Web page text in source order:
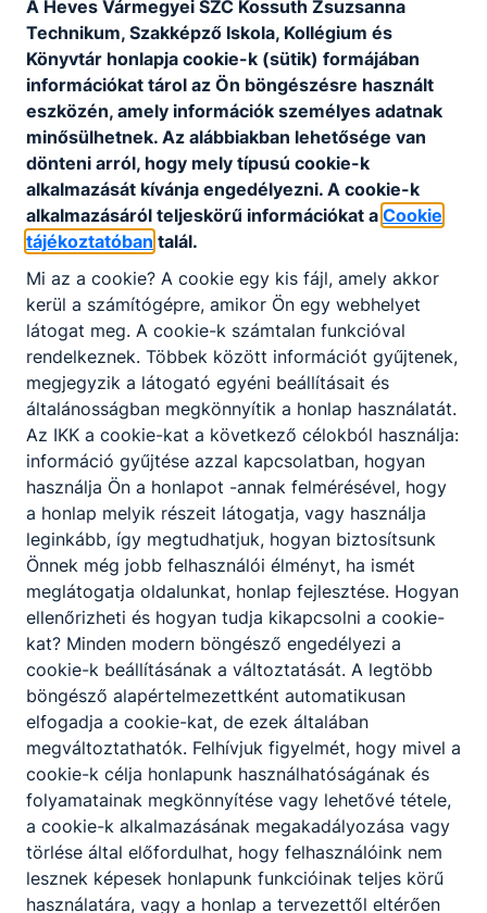
Felnőttek számára meghirdetett
ingyenes képzéseink a 2026/2027-
es tanévben
Felnőtteknek szóló képzési kínálatunk
2026. jún. 4.
Rendkívüli felvételi eljárás - 2026
Maradt még néhány helyünk!
2026. máj. 13.
A Heves Vármegyei SZC Kossuth Zsuzsanna
Technikum, Szakképző Iskola, Kollégium és
Könyvtár honlapja cookie-k (sütik) formájában
információkat tárol az Ön böngészésre használt
eszközén, amely információk személyes adatnak
minősülhetnek. Az alábbiakban lehetősége van
dönteni arról, hogy mely típusú cookie-k
alkalmazását kívánja engedélyezni. A cookie-k
alkalmazásáról teljeskörű információkat a Cookie
tájékoztatóban talál.
Mi az a cookie? A cookie egy kis fájl, amely akkor
kerül a számítógépre, amikor Ön egy webhelyet
látogat meg. A cookie-k számtalan funkcióval
rendelkeznek. Többek között információt gyűjtenek,
megjegyzik a látogató egyéni beállításait és
általánosságban megkönnyítik a honlap használatát.
Az IKK a cookie-kat a következő célokból használja:
információ gyűjtése azzal kapcsolatban, hogyan
használja Ön a honlapot -annak felmérésével, hogy
a honlap melyik részeit látogatja, vagy használja
leginkább, így megtudhatjuk, hogyan biztosítsunk
Önnek még jobb felhasználói élményt, ha ismét
meglátogatja oldalunkat, honlap fejlesztése. Hogyan
ellenőrizheti és hogyan tudja kikapcsolni a cookie-
kat? Minden modern böngésző engedélyezi a
cookie-k beállításának a változtatását. A legtöbb
böngésző alapértelmezettként automatikusan
elfogadja a cookie-kat, de ezek általában
megváltoztathatók. Felhívjuk figyelmét, hogy mivel a
cookie-k célja honlapunk használhatóságának és
folyamatainak megkönnyítése vagy lehetővé tétele,
a cookie-k alkalmazásának megakadályozása vagy
törlése által előfordulhat, hogy felhasználóink nem
lesznek képesek honlapunk funkcióinak teljes körű
használatára, vagy a honlap a tervezettől eltérően